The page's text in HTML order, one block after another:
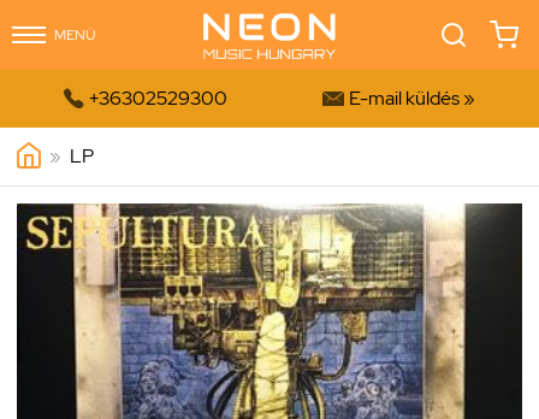
MENÜ
 +36302529300  E-mail küldés »
» LP